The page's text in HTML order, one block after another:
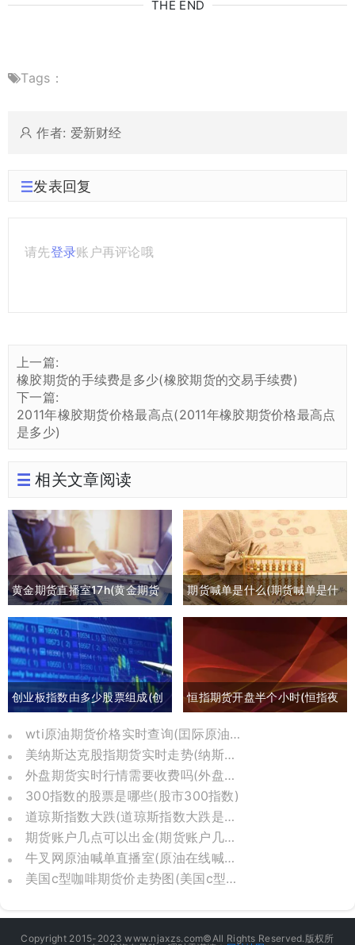
THE END
Tags：
作者: 爱新财经
发表回复
请先登录账户再评论哦
上一篇:
橡胶期货的手续费是多少(橡胶期货的交易手续费)
下一篇:
2011年橡胶期货价格最高点(2011年橡胶期货价格最高点
是多少)
相关文章阅读
黄金期货直播室17h(黄金期货
喊单直播间外汇直播)
期货喊单是什么(期货喊单是什
么意思)
创业板指数由多少股票组成(创
业板指数包括哪些)
恒指期货开盘半个小时(恒指夜
间期货和开盘点数)
wti原油期货价格实时查询(囯际原油期货价格)
美纳斯达克股指期货实时走势(纳斯达克股指期货实时)
外盘期货实时行情需要收费吗(外盘期货实时行情在哪里可以看到)
300指数的股票是哪些(股市300指数)
道琼斯指数大跌(道琼斯指数大跌是哪一年)
期货账户几点可以出金(期货账户几点可以转账)
牛叉网原油喊单直播室(原油在线喊单直播)
美国c型咖啡期货价走势图(美国c型咖啡期货交易价)
Copyright 2015-2023 www.njaxzs.com©All Rights Reserved.版权所